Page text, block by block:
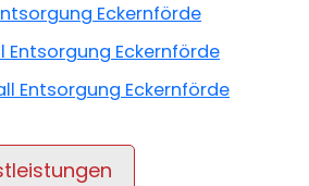
Eckernförde
Entsorgung Eckernförde
Entsorgung Eckernförde